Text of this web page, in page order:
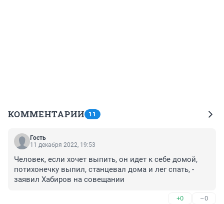
КОММЕНТАРИИ 11
Гость
11 декабря 2022, 19:53
Человек, если хочет выпить, он идет к себе домой,
потихонечку выпил, станцевал дома и лег спать, -
заявил Хабиров на совещании
+0 –0